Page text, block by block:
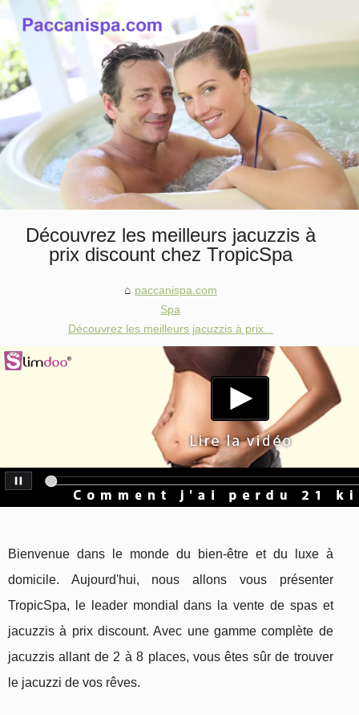
Découvrez les meilleurs jacuzzis à
prix discount chez TropicSpa
paccanispa.com
Spa
Découvrez les meilleurs jacuzzis à prix...
Bienvenue dans le monde du bien-être et du luxe à
domicile. Aujourd'hui, nous allons vous présenter
TropicSpa, le leader mondial dans la vente de spas et
jacuzzis à prix discount. Avec une gamme complète de
jacuzzis allant de 2 à 8 places, vous êtes sûr de trouver
le jacuzzi de vos rêves.